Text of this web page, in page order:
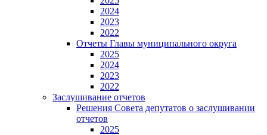
2024
2023
2022
Отчеты Главы муниципального округа
2025
2024
2023
2022
Заслушивание отчетов
Решения Совета депутатов о заслушивании
отчетов
2025